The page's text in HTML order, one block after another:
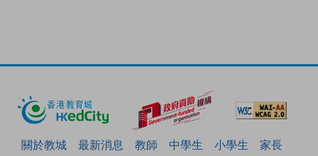
關於教城 最新消息 教師 中學生 小學生
家長